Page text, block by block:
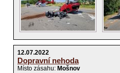
12.07.2022
Dopravní nehoda
Místo zásahu: Mošnov